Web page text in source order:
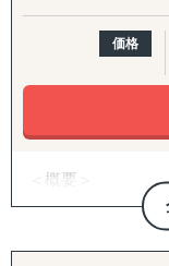
サービス内容とし
材などをご提供し
また、他社が関わ
や守秘義務も徹底
トからも大変好評
双方に適切なパー
としています。
数多くの企業と提
ートナーをご提案
マップ策定・交渉
3. 越境EC支援（
米国Amazonを中
成・コンテンツ戦
貫で対応。
も対応します。
4. 規制対応（FDA
価格
＜概要＞
・アジアを中心と
体制を有する、日
ファーム（東証上